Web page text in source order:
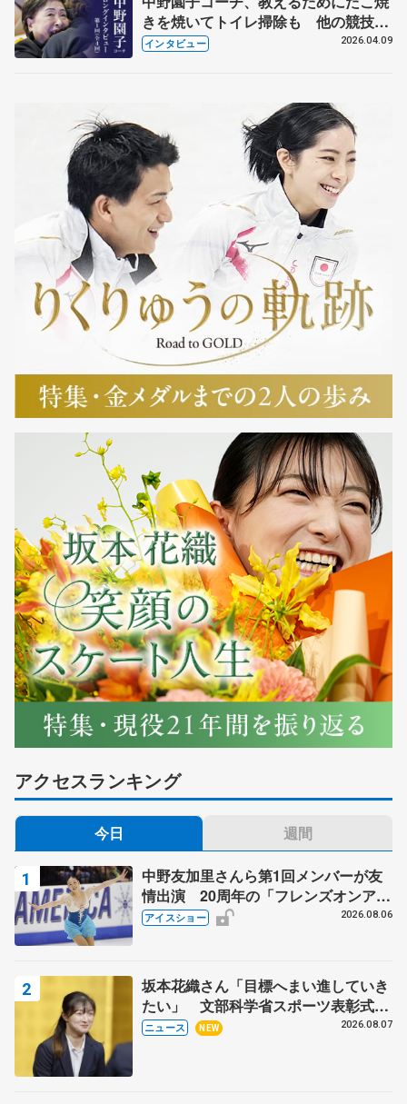
きを焼いてトイレ掃除も 他の競技に
も通用するという坂本花織の筋肉
インタビュー 2026.04.09
アクセスランキング
今日 週間
中野友加里さんら第1回メンバーが友
情出演 20周年の「フレンズオンアイ
ス」 宮本賢二さん、有川梨絵さん、
アイスショー 2026.08.06
坂本花織さん「目標へまい進していき
たい」 文部科学省スポーツ表彰式で
代表謝辞
ニュース NEW 2026.08.07